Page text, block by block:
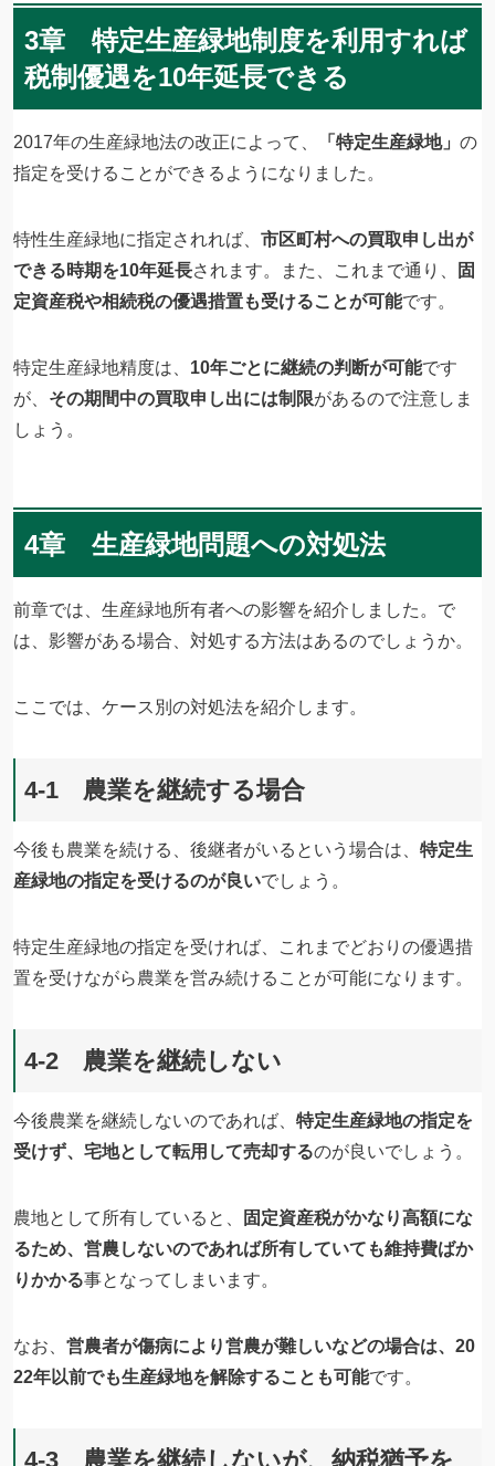
3章 特定生産緑地制度を利用すれば
税制優遇を10年延長できる
2017年の生産緑地法の改正によって、 「特定生産緑地」 の
指定を受けることができるようになりました。
特性生産緑地に指定されれば、 市区町村への買取申し出が
できる時期を10年延長されます。また、これまで通り、
固
定資産税や相続税の優遇措置も受けることが可能です。
特定生産緑地精度は、 10年ごとに継続の判断が可能です
が、 その期間中の買取申し出には制限があるので注意しま
しょう。
4章 生産緑地問題への対処法
前章では、生産緑地所有者への影響を紹介しました。で
は、影響がある場合、対処する方法はあるのでしょうか。
ここでは、ケース別の対処法を紹介します。
4-1 農業を継続する場合
今後も農業を続ける、後継者がいるという場合は、 特定生
産緑地の指定を受けるのが良いでしょう。
特定生産緑地の指定を受ければ、これまでどおりの優遇措
置を受けながら農業を営み続けることが可能になります。
4-2 農業を継続しない
今後農業を継続しないのであれば、 特定生産緑地の指定を
受けず、宅地として転用して売却するのが良いでしょう。
農地として所有していると、
固定資産税がかなり高額にな
るため、営農しないのであれば所有していても維持費ばか
りかかる事となってしまいます。
なお、 営農者が傷病により営農が難しいなどの場合は、20
22年以前でも生産緑地を解除することも可能です。
4-3 農業を継続しないが、納税猶予を